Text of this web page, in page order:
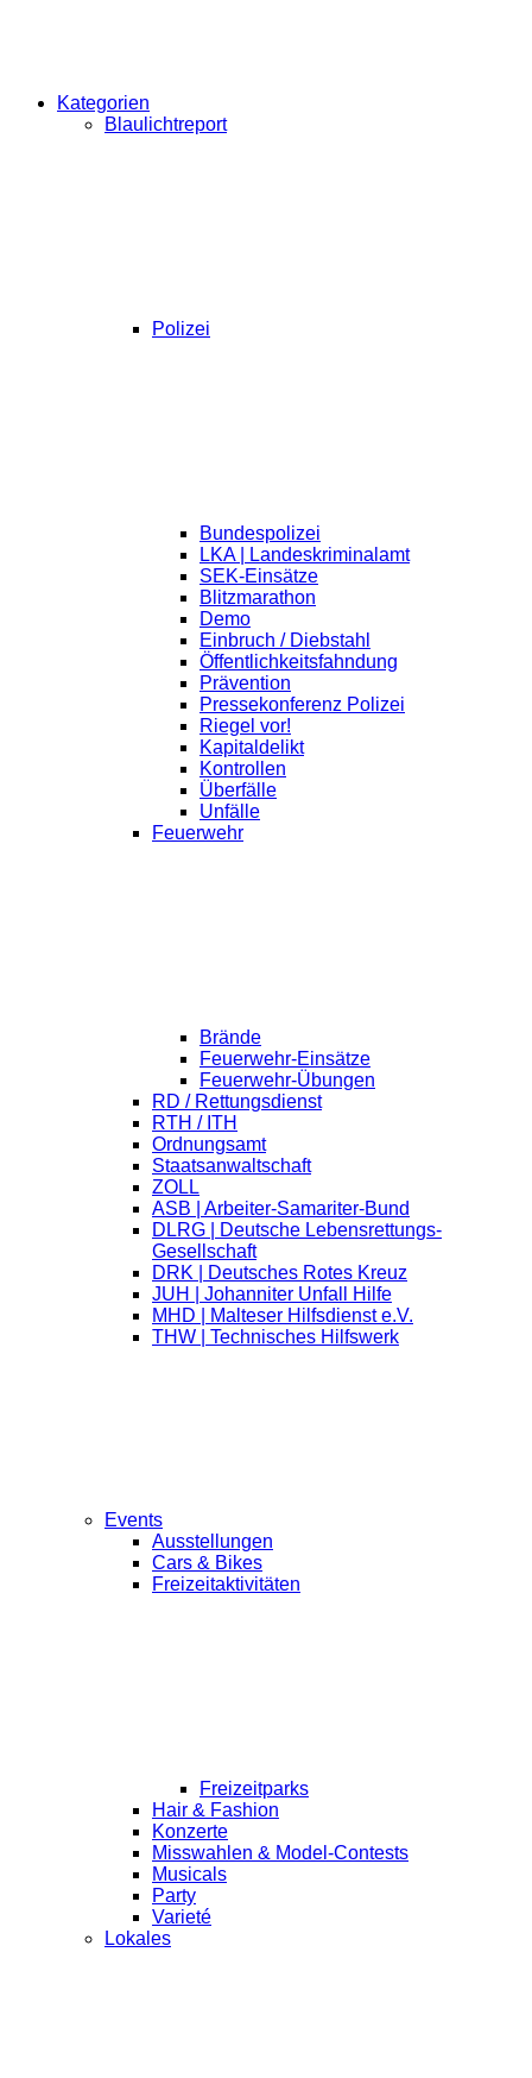
Kategorien
Blaulichtreport
Polizei
Bundespolizei
LKA | Landeskriminalamt
SEK-Einsätze
Blitzmarathon
Demo
Einbruch / Diebstahl
Öffentlichkeitsfahndung
Prävention
Pressekonferenz Polizei
Riegel vor!
Kapitaldelikt
Kontrollen
Überfälle
Unfälle
Feuerwehr
Brände
Feuerwehr-Einsätze
Feuerwehr-Übungen
RD / Rettungsdienst
RTH / ITH
Ordnungsamt
Staatsanwaltschaft
ZOLL
ASB | Arbeiter-Samariter-Bund
DLRG | Deutsche Lebensrettungs-
Gesellschaft
DRK | Deutsches Rotes Kreuz
JUH | Johanniter Unfall Hilfe
MHD | Malteser Hilfsdienst e.V.
THW | Technisches Hilfswerk
Events
Ausstellungen
Cars & Bikes
Freizeitaktivitäten
Freizeitparks
Hair & Fashion
Konzerte
Misswahlen & Model-Contests
Musicals
Party
Varieté
Lokales